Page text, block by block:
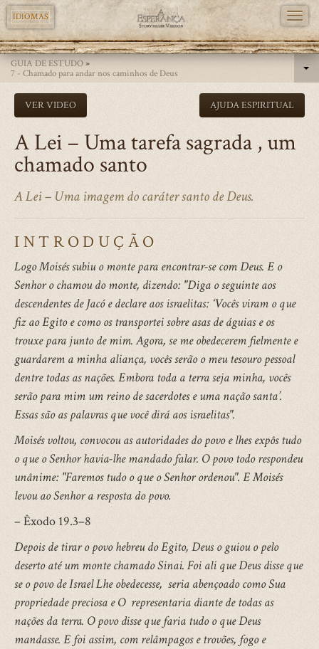
Skip
main
content
IDIOMAS
GUIA DE ESTUDO»
7 - Chamado para andar nos caminhos de Deus
VER VIDEO AJUDA ESPIRITUAL
A Lei – Uma tarefa sagrada , um
chamado santo
A Lei – Uma imagem do caráter santo de Deus.
INTRODUÇÃO
Logo Moisés subiu o monte para encontrar-se com Deus. E o
Senhor o chamou do monte, dizendo: "Diga o seguinte aos
descendentes de Jacó e declare aos israelitas: ‘Vocês viram o que
fiz ao Egito e como os transportei sobre asas de águias e os
trouxe para junto de mim. Agora, se me obedecerem fielmente e
guardarem a minha aliança, vocês serão o meu tesouro pessoal
dentre todas as nações. Embora toda a terra seja minha, vocês
serão para mim um reino de sacerdotes e uma nação santa’.
Essas são as palavras que você dirá aos israelitas".
Moisés voltou, convocou as autoridades do povo e lhes expôs tudo
o que o Senhor havia-lhe mandado falar. O povo todo respondeu
unânime: "Faremos tudo o que o Senhor ordenou". E Moisés
levou ao Senhor a resposta do povo.
– Êxodo 19.3–8
Depois de tirar o povo hebreu do Egito, Deus o guiou o pelo
deserto até um monte chamado Sinai. Foi ali que Deus disse que
se o povo de Israel Lhe obedecesse, seria abençoado como Sua
propriedade preciosa e O representaria diante de todas as
nações da terra. O povo disse que faria tudo o que Deus
mandasse. E foi assim, com relâmpagos e trovões, fogo e